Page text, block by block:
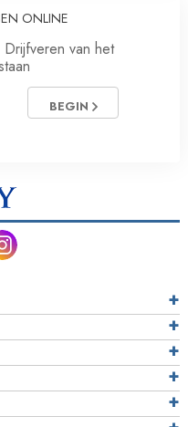
ONLINE
van het
BEGIN